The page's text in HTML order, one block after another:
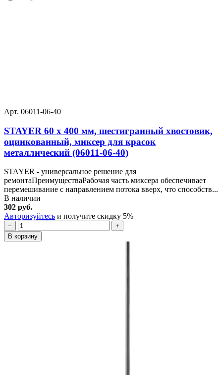
Арт. 06011-06-40
STAYER 60 х 400 мм, шестигранный хвостовик,
оцинкованный, миксер для красок
металлический (06011-06-40)
STAYER - универсальное решение для
ремонтаПреимуществаРабочая часть миксера обеспечивает
перемешивание с направлением потока вверх, что способств...
В наличии
302 руб.
Авторизуйтесь и получите скидку 5%
−
+
В корзину